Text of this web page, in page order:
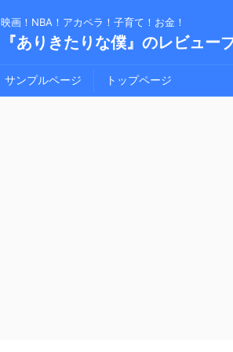
映画！NBA！アカペラ！子育て！お金！
『ありきたりな僕』のレビュー
サンプルページ トップページ